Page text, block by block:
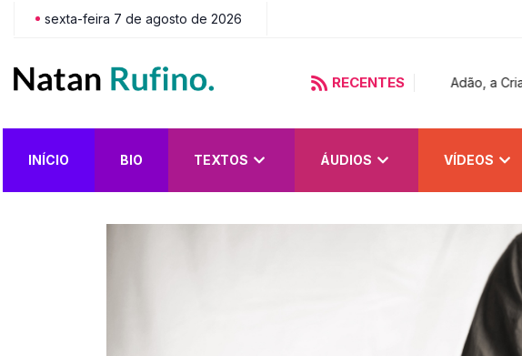
sexta-feira 7 de agosto de 2026
RECENTES Adão, a
INÍCIO BIO TEXTOS ÁUDIOS VÍDEOS